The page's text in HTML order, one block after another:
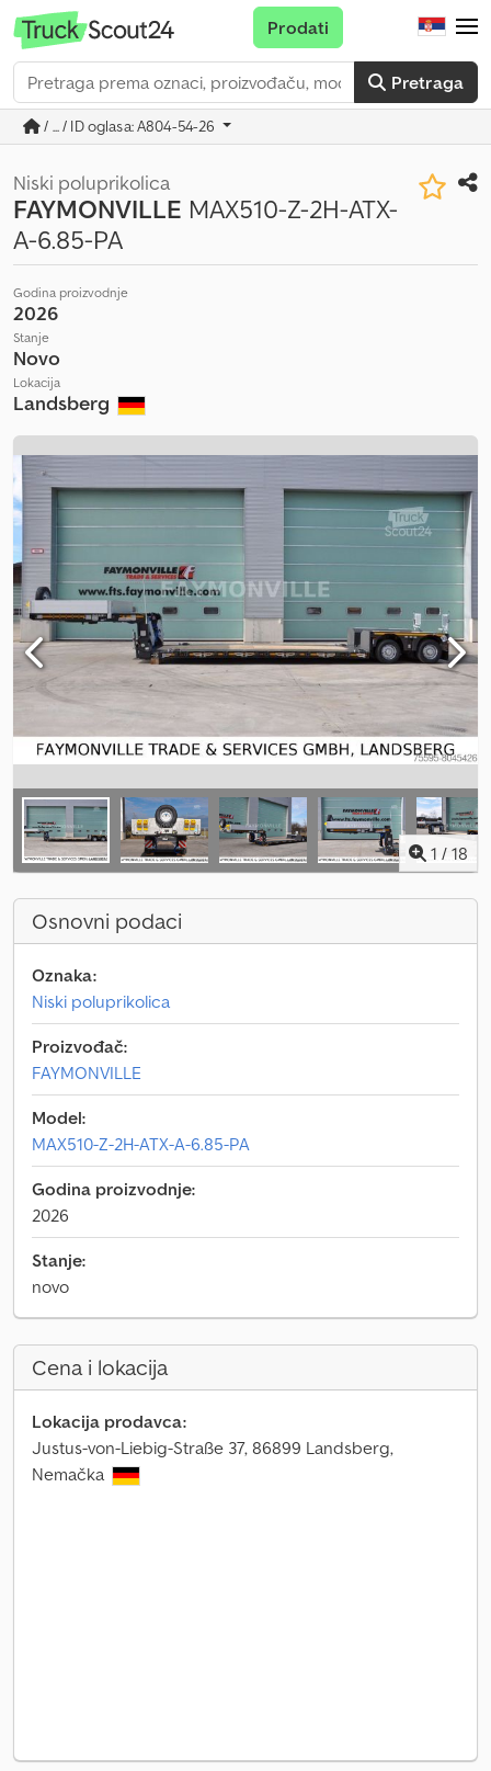
Pretraga
Prodati
/ ... / ID oglasa: A804-54-26
Niski poluprikolica
FAYMONVILLE MAX510-Z-2H-ATX-
A-6.85-PA
Godina proizvodnje
2026
Stanje
Novo
Lokacija
Landsberg
1 / 18
Osnovni podaci
Oznaka:
Niski poluprikolica
Proizvođač:
FAYMONVILLE
Model:
MAX510-Z-2H-ATX-A-6.85-PA
Godina proizvodnje:
2026
Stanje:
novo
Cena i lokacija
Lokacija prodavca:
Justus-von-Liebig-Straße 37, 86899 Landsberg,
Nemačka